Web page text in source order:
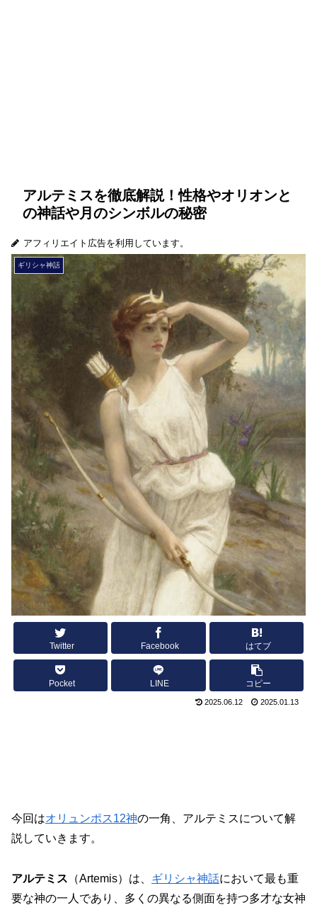
アルテミスを徹底解説！性格やオリオンと
の神話や月のシンボルの秘密
アフィリエイト広告を利用しています。
ギリシャ神話
Twitter Facebook はてブ
Pocket LINE コピー
2025.06.12 2025.01.13
今回はオリュンポス12神の一角、アルテミスについて解
説していきます。
アルテミス （Artemis）は、 ギリシャ神話において最も重
要な神の一人であり、多くの異なる側面を持つ多才な女神